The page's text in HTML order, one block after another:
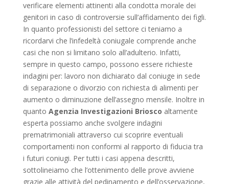
verificare elementi attinenti alla condotta morale dei
genitori in caso di controversie sull’affidamento dei figli.
In quanto professionisti del settore ci teniamo a
ricordarvi che l’infedeltà coniugale comprende anche
casi che non si limitano solo all’adulterio. Infatti,
sempre in questo campo, possono essere richieste
indagini per: lavoro non dichiarato dal coniuge in sede
di separazione o divorzio con richiesta di alimenti per
aumento o diminuzione dell’assegno mensile. Inoltre in
quanto Agenzia Investigazioni Briosco altamente
esperta possiamo anche svolgere indagini
prematrimoniali attraverso cui scoprire eventuali
comportamenti non conformi al rapporto di fiducia tra
i futuri coniugi. Per tutti i casi appena descritti,
sottolineiamo che l’ottenimento delle prove avviene
grazie alle attività del pedinamento e dell’osservazione,